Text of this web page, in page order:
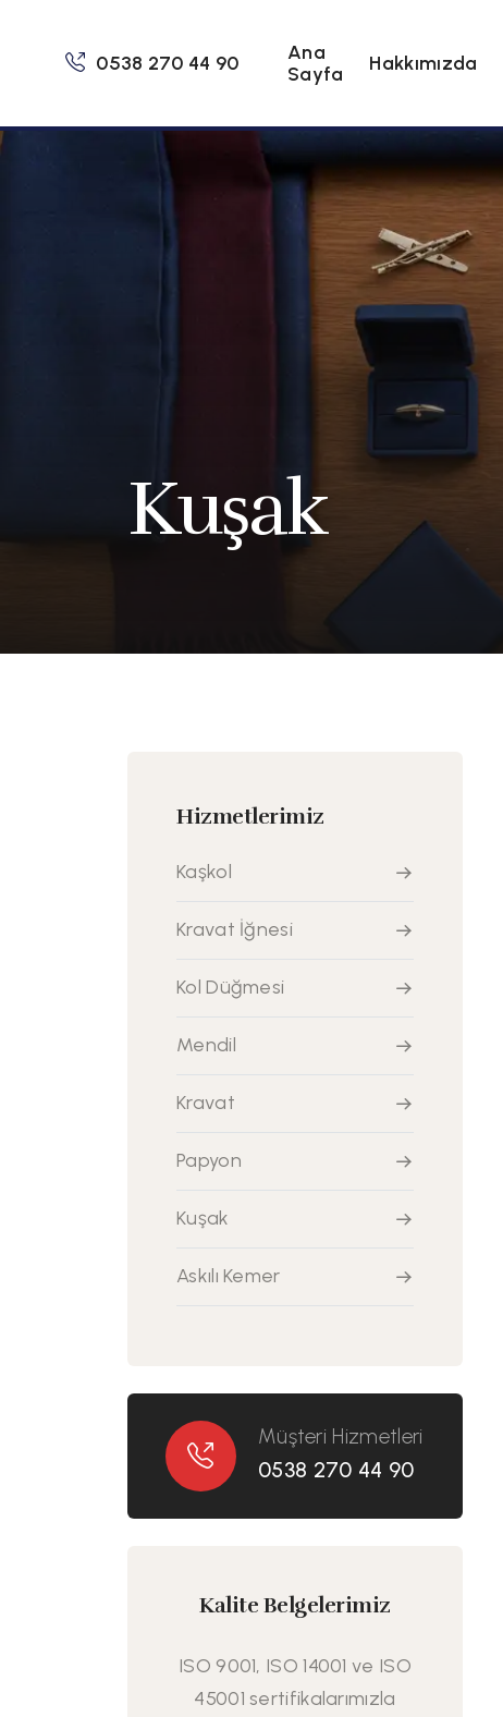
0538 270 44 90
Ana
Sayfa
Hakkımızda
Kuşak
Hizmetlerimiz
Kaşkol
Kravat İğnesi
Kol Düğmesi
Mendil
Kravat
Papyon
Kuşak
Askılı Kemer
Müşteri Hizmetleri
0538 270 44 90
Kalite Belgelerimiz
ISO 9001, ISO 14001 ve ISO
45001 sertifikalarımızla